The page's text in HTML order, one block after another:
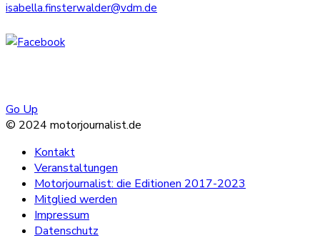
isabella.finsterwalder@vdm.de
Go Up
© 2024 motorjournalist.de
Kontakt
Veranstaltungen
Motorjournalist: die Editionen 2017-2023
Mitglied werden
Impressum
Datenschutz